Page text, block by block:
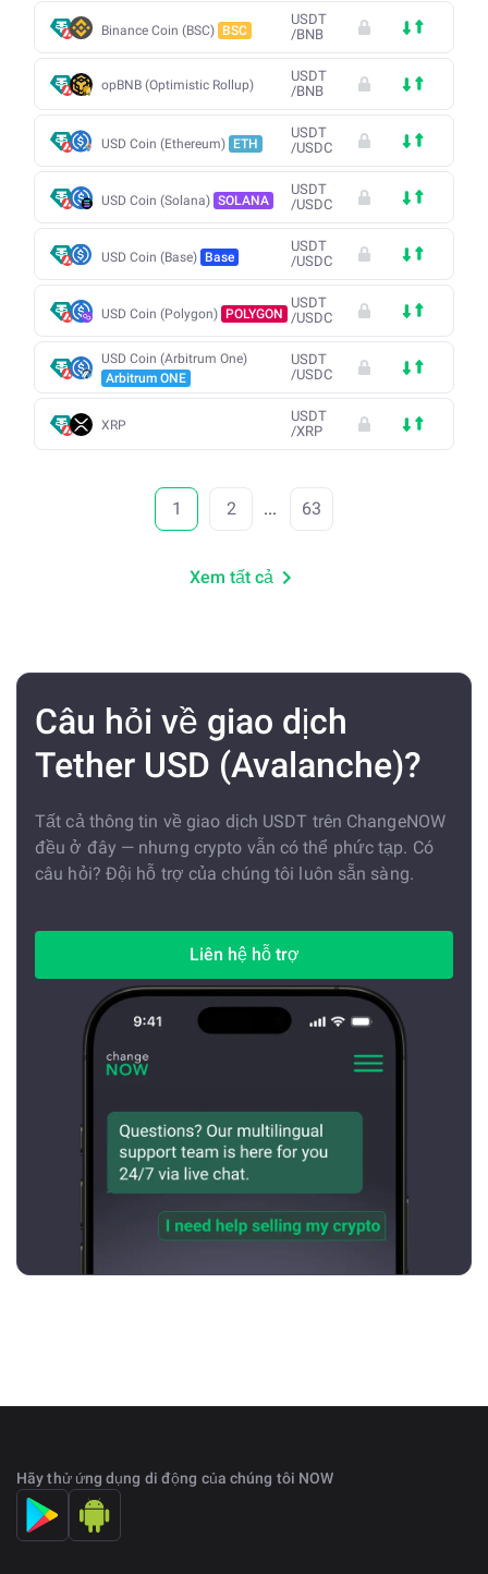
Binance Coin (BSC) BSC
USDT
/BNB
opBNB (Optimistic Rollup)
USDT
/BNB
USD Coin (Ethereum) ETH
USDT
/USDC
USD Coin (Solana) SOLANA
USDT
/USDC
USD Coin (Base) Base
USDT
/USDC
USD Coin (Polygon) POLYGON
USDT
/USDC
USD Coin (Arbitrum One)
Arbitrum ONE
USDT
/USDC
XRP
USDT
/XRP
1 2 ... 63
Xem tất cả
Câu hỏi về giao dịch
Tether USD (Avalanche)?
Tất cả thông tin về giao dịch USDT trên ChangeNOW
đều ở đây — nhưng crypto vẫn có thể phức tạp. Có
câu hỏi? Đội hỗ trợ của chúng tôi luôn sẵn sàng.
Liên hệ hỗ trợ
Hãy thử ứng dụng di động của chúng tôi NOW